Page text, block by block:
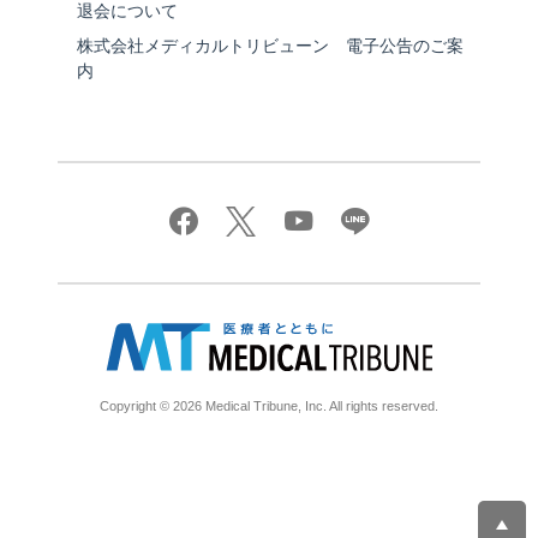
退会について
株式会社メディカルトリビューン 電子公告のご案
内
Copyright © 2026 Medical Tribune, Inc. All rights reserved.